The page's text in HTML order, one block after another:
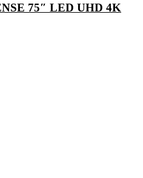
75″ LED UHD 4K